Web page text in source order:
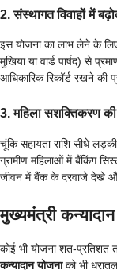
2. संस्थागत विवाहों में
इस योजना का लाभ लेने के
मुखिया या वार्ड पार्षद) से
आधिकारिक रिकॉर्ड रखने की
3. महिला सशक्तिकरण की
चूंकि सहायता राशि सीधे
ग्रामीण महिलाओं में बैंकिंग
जीवन में बैंक के दरवाजे देखे
मुख्यमंत्री
कोई भी योजना शत-प्रतिशत
कन्यादान योजनाको भी